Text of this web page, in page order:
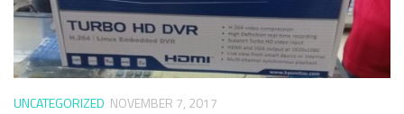
UNCATEGORIZED NOVEMBER 7, 2017